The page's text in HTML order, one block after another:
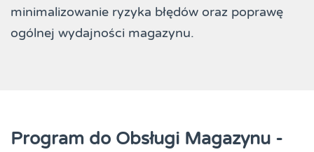
minimalizowanie ryzyka błędów oraz poprawę
ogólnej wydajności magazynu.
Program do Obsługi Magazynu -